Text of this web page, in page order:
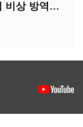
아프리카돼지열병 올해만 9건…추석 비상 방역에 '총력'